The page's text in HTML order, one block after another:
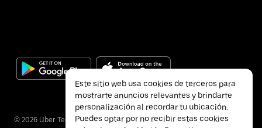
© 2026 Uber Technologies Inc.
Este sitio web usa cookies de terceros para
mostrarte anuncios relevantes y brindarte
personalización al recordar tu ubicación.
Puedes optar por no recibir estas cookies